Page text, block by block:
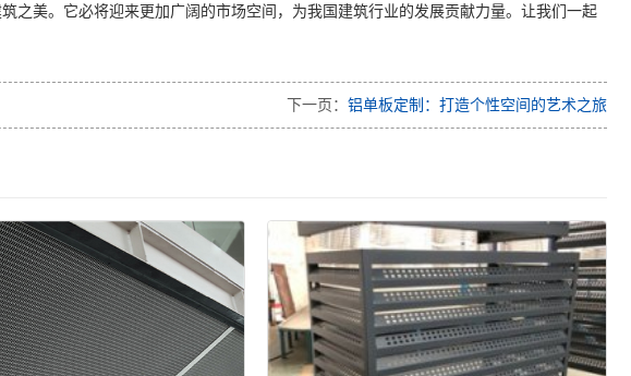
之美。它必将迎来更加广阔的市场空间，为我国建筑行业的发展贡献力量。让我们一起
下一页： 铝单板定制：打造个性空间的艺术之旅